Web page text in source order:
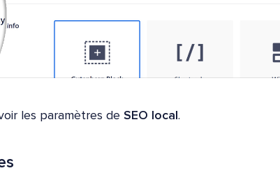
les paramètres de SEO local .